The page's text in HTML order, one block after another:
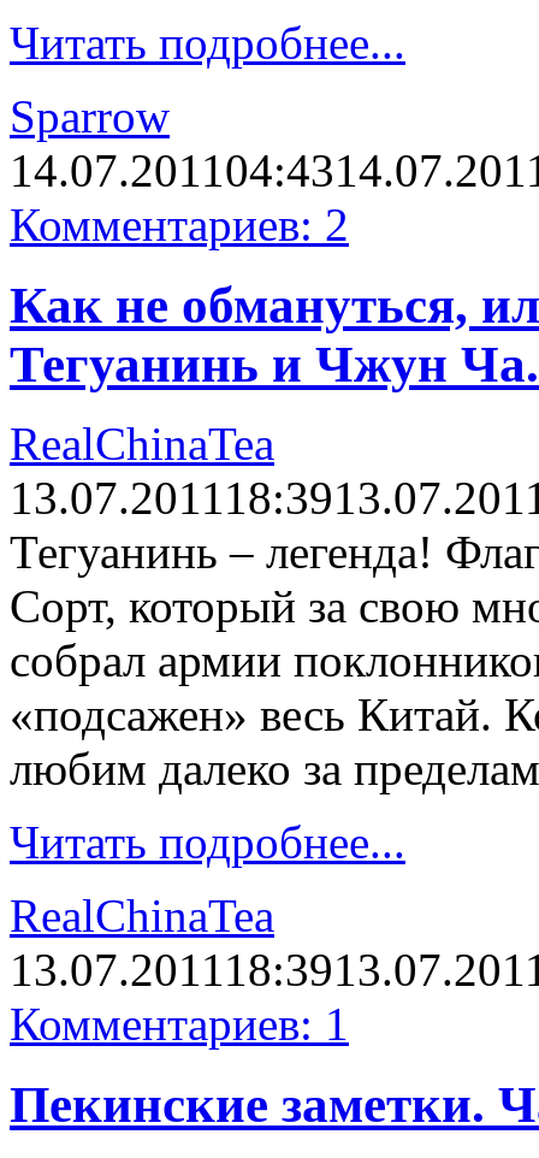
Читать подробнее...
Sparrow
14.07.2011 04:43
Комментариев: 2
Как не обмануться,
Тегуанинь и Чжун Ча.
RealChinaTea
13.07.201118:39
Тегуанинь – легенда!
Сорт, который за свою
собрал армии
«подсажен» весь Китай.
любим далеко за
Читать подробнее...
RealChinaTea
13.07.201118:39
Комментариев: 1
Пекинские заметки.